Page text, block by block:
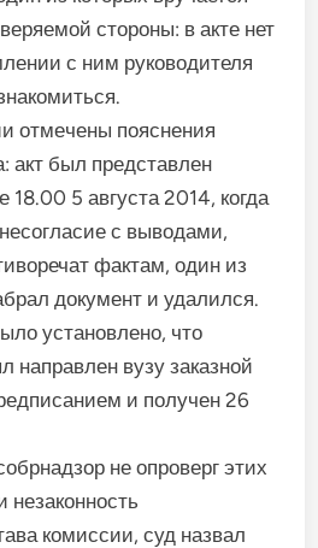
стороны: в акте нет
с ним руководителя
отме­чены пояснения
акт был представлен
18.00 5 августа 2014, когда
с выво­дами,
фактам, один из
доку­мент и удалился.
ус­тановлено, что
направлен вузу заказ­ной
и получен 26
не опроверг этих
незакон­ность
комиссии, суд назвал